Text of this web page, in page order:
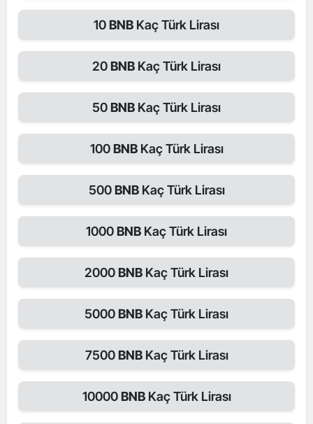
10BNB Kaç Türk Lirası
20BNB Kaç Türk Lirası
50BNB Kaç Türk Lirası
100BNB Kaç Türk Lirası
500BNB Kaç Türk Lirası
1000BNB Kaç Türk Lirası
2000BNB Kaç Türk Lirası
5000BNB Kaç Türk Lirası
7500BNB Kaç Türk Lirası
10000BNB Kaç Türk Lirası